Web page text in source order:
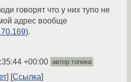
говорят что у них тупо не
адрес вообще
).
+00:00 автор топика
Ссылка